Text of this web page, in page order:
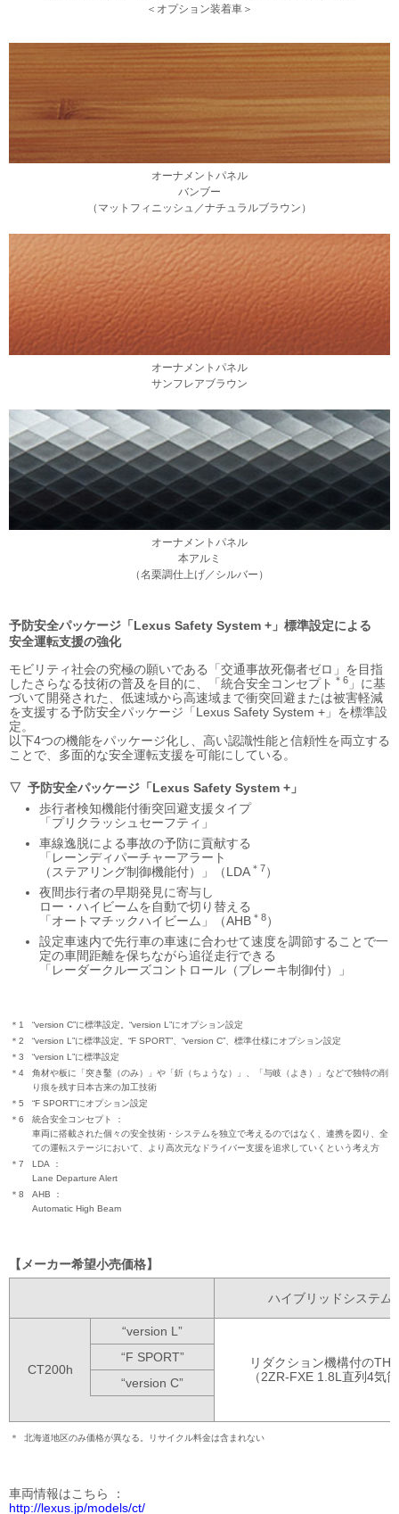
＜オプション装着車＞
オーナメントパネル
バンブー
（マットフィニッシュ／ナチュラルブラウン）
オーナメントパネル
サンフレアブラウン
オーナメントパネル
本アルミ
（名栗調仕上げ／シルバー）
予防安全パッケージ 「Lexus Safety System +」 標準設定による
安全運転支援の強化
モビリティ社会の究極の願いである「交通事故死傷者ゼロ」を目指
したさらなる技術の普及を目的に、「統合安全コンセプト ＊6 」に基
づいて開発された、低速域から高速域まで衝突回避または被害軽減
を支援する予防安全パッケージ「Lexus Safety System +」を標準設
定。
以下4つの機能をパッケージ化し、高い認識性能と信頼性を両立する
ことで、多面的な安全運転支援を可能にしている。
予防安全パッケージ 「Lexus Safety System +」
歩行者検知機能付衝突回避支援タイプ
「プリクラッシュセーフティ」
車線逸脱による事故の予防に貢献する
「レーンディパーチャーアラート
（ステアリング制御機能付）」（LDA ＊7）
夜間歩行者の早期発見に寄与し
ロー・ハイビームを自動で切り替える
「オートマチックハイビーム」
（AHB ＊8）
設定車速内で先行車の車速に合わせて速度を調節することで一
定の車間距離を保ちながら追従走行できる
「レーダークルーズコントロール （ブレーキ制御付）」
＊1
“version C”に標準設定。“version L”にオプション設定
＊2
“version L”に標準設定。“F SPORT”、“version C”、標準仕様にオプション設定
＊3
“version L”に標準設定
＊4
角材や板に「突き鑿（のみ）」や「釿（ちょうな）」、「与岐（よき）」などで独特の削
り痕を残す日本古来の加工技術
＊5
“F SPORT”にオプション設定
＊6
統合安全コンセプト
車両に搭載された個々の安全技術・システムを独立で考えるのではなく、連携を図り、全
ての運転ステージにおいて、より高次元なドライバー支援を追求していくという考え方
＊7
LDA
Lane Departure Alert
＊8
AHB
Automatic High Beam
メーカー希望小売価格
ハイブリッドシステム
CT200h
“version L”
リダクション機構付の
（2ZR-FXE 1.8L直列4気
“F SPORT”
“version C”
＊ 北海道地区のみ価格が異なる。 リサイクル料金は含まれない
車両情報はこちら
http://lexus.jp/models/ct/